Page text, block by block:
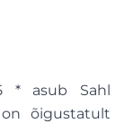
* asub Sahl
õigustatult